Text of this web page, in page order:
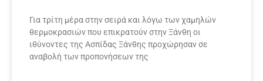
Για τρίτη μέρα στην σειρά και λόγω των χαμηλών
θερμοκρασιών που επικρατούν στην Ξάνθη οι
ιθύνοντες της Ασπίδας Ξάνθης προχώρησαν σε
αναβολή των προπονήσεων της